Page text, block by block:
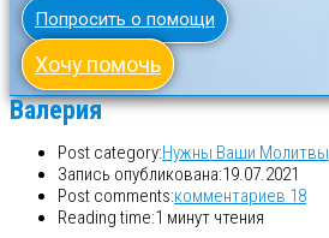
Попросить о помощи
Хочу помочь
Валерия
Post category:Нужны Ваши Молитвы
Запись опубликована:19.07.2021
Post comments:комментариев 18
Reading time:1 минут чтения